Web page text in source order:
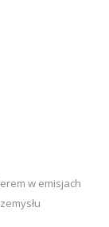
w emisjach